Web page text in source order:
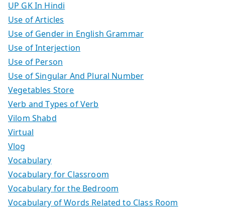
UP GK In Hindi
Use of Articles
Use of Gender in English Grammar
Use of Interjection
Use of Person
Use of Singular And Plural Number
Vegetables Store
Verb and Types of Verb
Vilom Shabd
Virtual
Vlog
Vocabulary
Vocabulary for Classroom
Vocabulary for the Bedroom
Vocabulary of Words Related to Class Room